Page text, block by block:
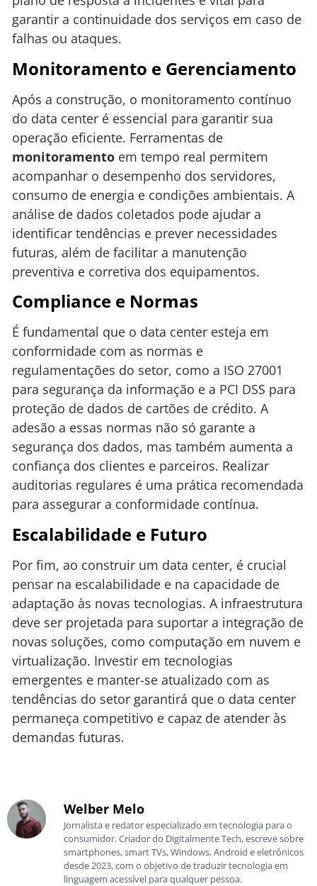
garantir a continuidade dos serviços em caso de
falhas ou ataques.
Monitoramento e Gerenciamento
Após a construção, o monitoramento contínuo
do data center é essencial para garantir sua
operação eficiente. Ferramentas de
monitoramento em tempo real permitem
acompanhar o desempenho dos servidores,
consumo de energia e condições ambientais. A
análise de dados coletados pode ajudar a
identificar tendências e prever necessidades
futuras, além de facilitar a manutenção
preventiva e corretiva dos equipamentos.
Compliance e Normas
É fundamental que o data center esteja em
conformidade com as normas e
regulamentações do setor, como a ISO 27001
para segurança da informação e a PCI DSS para
proteção de dados de cartões de crédito. A
adesão a essas normas não só garante a
segurança dos dados, mas também aumenta a
confiança dos clientes e parceiros. Realizar
auditorias regulares é uma prática recomendada
para assegurar a conformidade contínua.
Escalabilidade e Futuro
Por fim, ao construir um data center, é crucial
pensar na escalabilidade e na capacidade de
adaptação às novas tecnologias. A infraestrutura
deve ser projetada para suportar a integração de
novas soluções, como computação em nuvem e
virtualização. Investir em tecnologias
emergentes e manter-se atualizado com as
tendências do setor garantirá que o data center
permaneça competitivo e capaz de atender às
demandas futuras.
Welber Melo
Jornalista e redator especializado em tecnologia para o
consumidor. Criador do Digitalmente Tech, escreve sobre
smartphones, smart TVs, Windows, Android e eletrônicos
desde 2023, com o objetivo de traduzir tecnologia em
linguagem acessível para qualquer pessoa.